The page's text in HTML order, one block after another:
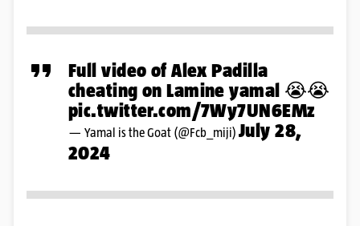
Full video of Alex Padilla
cheating on Lamine yamal 😭😭
pic.twitter.com/7Wy7UN6EMz
— Yamal is the Goat (@Fcb_miji) July 28,
2024